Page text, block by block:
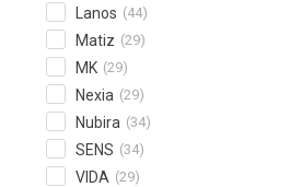
Lanos (44)
Matiz (29)
MK (29)
Nexia (29)
Nubira (34)
SENS (34)
VIDA (29)